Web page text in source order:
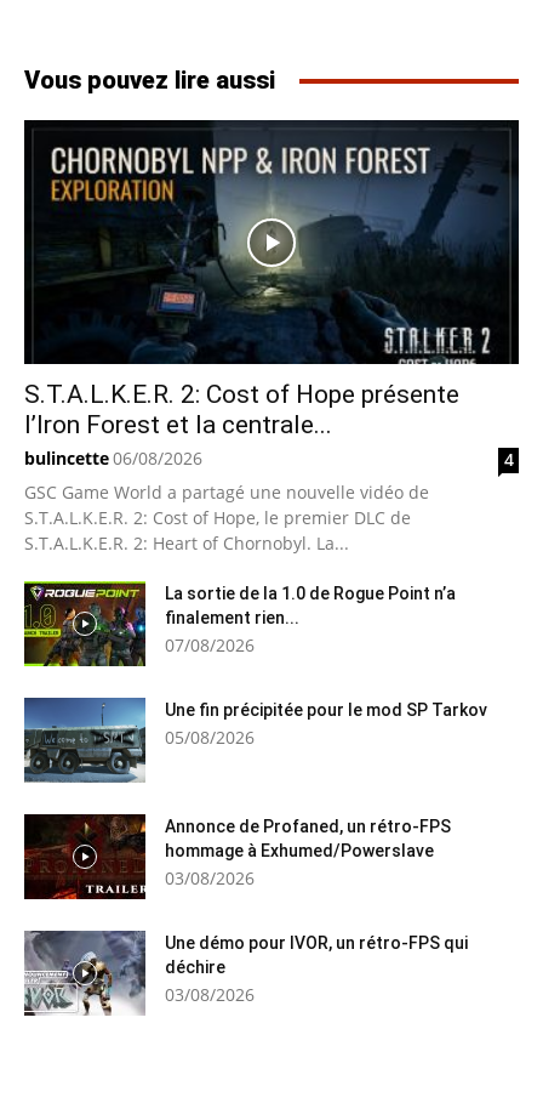
Vous pouvez lire aussi
S.T.A.L.K.E.R. 2: Cost of Hope présente
l’Iron Forest et la centrale...
bulincette06/08/2026
4
GSC Game World a partagé une nouvelle vidéo de
S.T.A.L.K.E.R. 2: Cost of Hope, le premier DLC de
S.T.A.L.K.E.R. 2: Heart of Chornobyl. La...
La sortie de la 1.0 de Rogue Point n’a
finalement rien...
07/08/2026
Une fin précipitée pour le mod SP Tarkov
05/08/2026
Annonce de Profaned, un rétro-FPS
hommage à Exhumed/Powerslave
03/08/2026
Une démo pour IVOR, un rétro-FPS qui
déchire
03/08/2026